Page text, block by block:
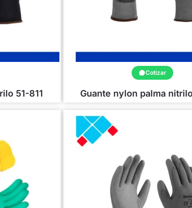
51-811
Cotizar
Guante nylon palma